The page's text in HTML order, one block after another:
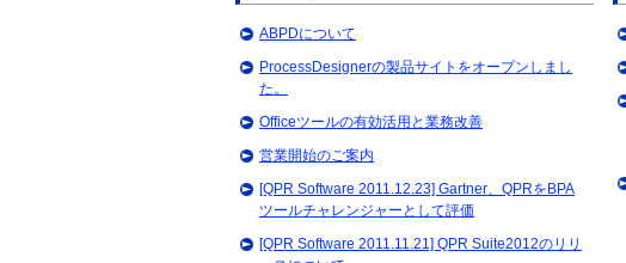
ABPDについて
ProcessDesignerの製品サイトをオープンしまし
た。
Officeツールの有効活用と業務改善
営業開始のご案内
[QPR Software 2011.12.23] Gartner、QPRをBPA
ツールチャレンジャーとして評価
[QPR Software 2011.11.21] QPR Suite2012のリリ